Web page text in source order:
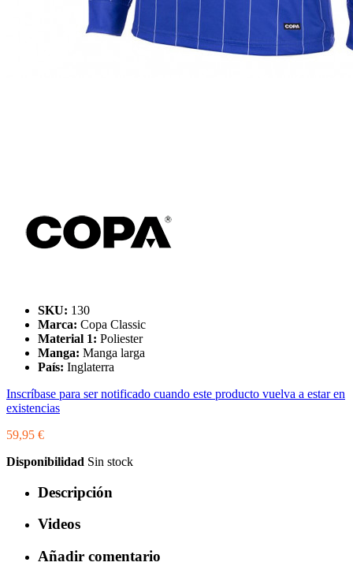
SKU: 130
Marca: Copa Classic
Material 1: Poliester
Manga: Manga larga
País: Inglaterra
Inscríbase para ser notificado cuando este producto vuelva a estar en
existencias
59,95 €
Disponibilidad Sin stock
Descripción
Videos
Añadir comentario